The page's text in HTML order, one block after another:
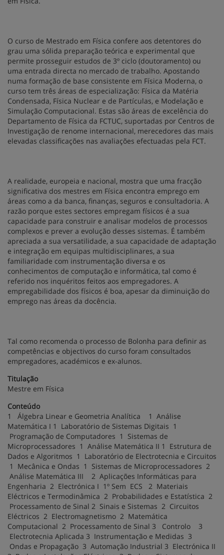
O curso de Mestrado em Física confere aos detentores do
grau uma sólida preparação teórica e experimental que
permite prosseguir estudos de 3º ciclo (doutoramento) ou
uma entrada directa no mercado de trabalho. Apostando
numa formação de base consistente em Física Moderna, o
curso tem três áreas de especialização: Física da Matéria
Condensada, Física Nuclear e de Partículas, e Modelação e
Simulação Computacional. Estas são áreas de excelência do
Departamento de Física da FCTUC, suportadas por Centros de
Investigação de renome internacional, merecedores das mais
elevadas classificações nas avaliações efectuadas pela FCT.
A realidade, europeia e nacional, mostra que uma fracção
significativa dos mestres em Física encontra emprego em
áreas como a da banca, finanças, seguros e consultadoria. A
razão porque estes sectores empregam físicos é a sua
capacidade para construir e analisar modelos de processos
complexos e prever a evolução desses sistemas. É também
apreciada a sua versatilidade, a sua capacidade de adaptação
e integração em equipas multidisciplinares, a sua
familiaridade com instrumentação diversa e os
conhecimentos de computação e informática, tal como é
referido nos inquéritos feitos aos empregadores. A
empregabilidade dos físicos é boa, apesar da diminuição do
emprego nas áreas da docência.
Tal como recomenda o processo de Bolonha para definir as
competências e objectivos do curso foram consultados
empregadores, académicos e ex-alunos.
Titulação
Mestre em Física
Conteúdo
1 Álgebra Linear e Geometria Analítica 1 Análise
Matemática I 1 Laboratório de Sistemas Digitais 1
Programação de Computadores 1 Sistemas de
Microprocessadores 1 Análise Matemática II 1 Estrutura de
Dados e Algoritmos 1 Laboratório de Electrotecnia e Circuitos
1 Mecânica e Ondas 1 Sistemas de Microprocessadores 2
Análise Matemática III 2 Aplicações Informáticas para
Engenharia 2 Electrónica I 1º Sem ECS 2 Materiais
Eléctricos e Termodinâmica 2 Probabilidades e Estatística 2
Processamento de Sinal 2 Sinais e Sistemas 2 Circuitos
Eléctricos 2 Electromagnetismo 2 Matemática
Computacional 2 Processamento de Sinal 3 Controlo 3
Electrotecnia Aplicada 3 Instrumentação e Medidas 3
Ondas e Propagação 3 Automação Industrial 3 Electrónica II